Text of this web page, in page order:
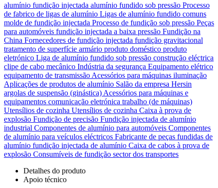
alumínio fundição injectada alumínio fundido sob pressão Processo
de fabrico de ligas de alumínio Ligas de alumínio fundido comuns
molde de fundição injectada Processo de fundição sob pressão Peças
para automóveis fundição injectada a baixa pressão Fundição na
China Fornecedores de fundição injectada fundição gravitacional
tratamento de superfície armário produto doméstico produto
eletrónico Liga de alumínio fundido sob pressão construção eléctrica
clipe de cabo mecânico Indústria da segurança Equipamento elétrico
equipamento de transmissão Acessórios para máquinas iluminação
Aplicações de produtos de alumínio Salão da empresa Hersin
argolas de suspensão (ginástica) Acessórios para máquinas e
equipamentos comunicação eletrónica trabalho (de máquinas)
Utensílios de cozinha Utensílios de cozinha Caixa à prova de
explosão Fundição de precisão Fundição injectada de alumínio
industrial Componentes de alumínio para automóveis Componentes
de alumínio para veículos eléctricos Fabricante de peças fundidas de
alumínio fundição injectada de alumínio Caixa de cabos à prova de
explosão Consumíveis de fundição sector dos transportes
Detalhes do produto
Apoio técnico